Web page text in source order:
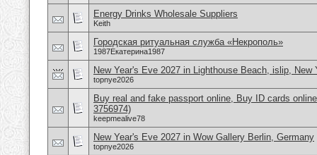
Energy Drinks Wholesale Suppliers
Keith
Городская ритуальная служба «Некрополь»
1987Екатерина1987
New Year's Eve 2027 in Lighthouse Beach, islip, New
topnye2026
Buy real and fake passport online, Buy ID cards
3756974)
keepmealive78
New Year's Eve 2027 in Wow Gallery Berlin, Germany
topnye2026